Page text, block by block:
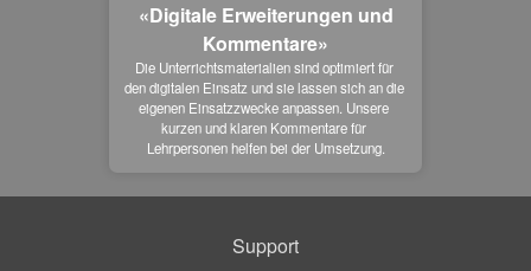
«Digitale Erweiterungen und
Kommentare»
Die Unterrichtsmaterialien sind optimiert für
den digitalen Einsatz und sie lassen sich an die
eigenen Einsatzzwecke anpassen. Unsere
kurzen und klaren Kommentare für
Lehrpersonen helfen bei der Umsetzung.
Support